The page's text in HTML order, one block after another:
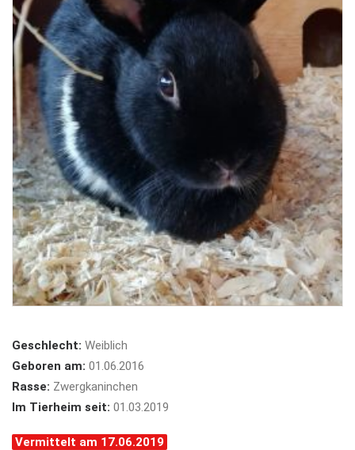
Geschlecht: Weiblich
Geboren am: 01.06.2016
Rasse: Zwergkaninchen
Im Tierheim seit: 01.03.2019
Vermittelt am 17.06.2019